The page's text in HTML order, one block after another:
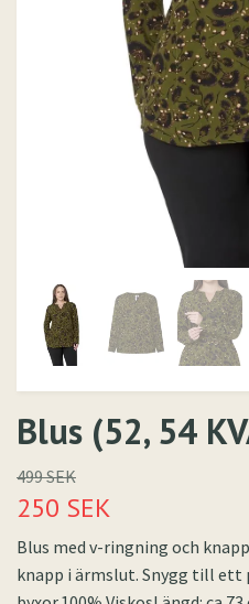
Blus (52, 54
499 SEK
250 SEK
Blus med v-ringning och
knapp i ärmslut. Snygg till ett